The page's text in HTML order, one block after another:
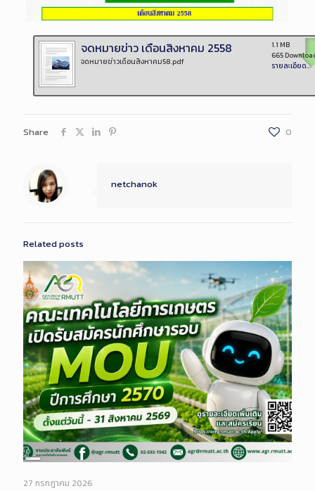
จดหมายข่าว เดือนสิงหาคม 2558
จดหมายข่าวเดือนสิงหาคม58.pdf
1.1 MB
665
รายละเอียด...
Share 0
netchanok
Related posts
Long
Description
27 กรกฎาคม 2026